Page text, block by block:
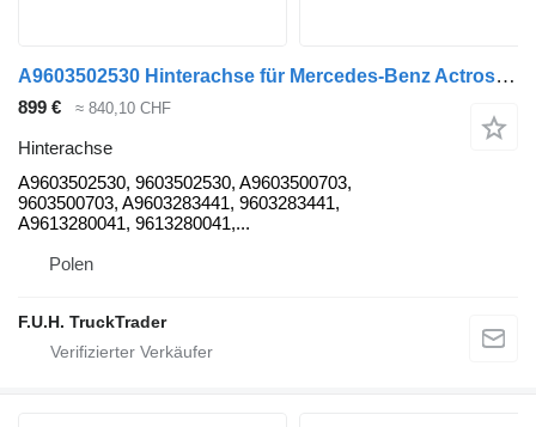
A9603502530 Hinterachse für Mercedes-Benz Actros Antos Arocs R440 LKW
899 € ≈ 840,10 CHF
Hinterachse
A9603502530, 9603502530, A9603500703,
9603500703, A9603283441, 9603283441,
A9613280041, 9613280041,...
Polen
F.U.H. TruckTrader